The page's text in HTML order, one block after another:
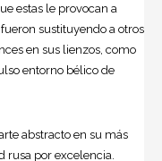
estas le provocan a
sustituyendo a otros
en sus lienzos, como
entorno bélico de
abstracto en su más
rusa por excelencia.